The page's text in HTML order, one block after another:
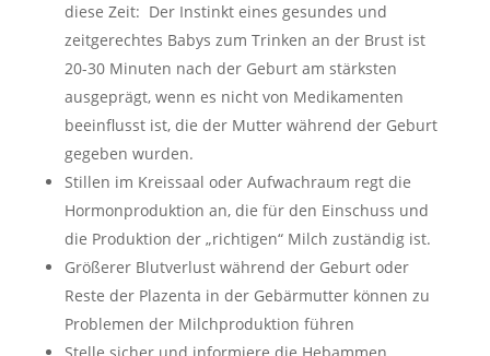
diese Zeit: Der Instinkt eines gesundes und
zeitgerechtes Babys zum Trinken an der Brust ist
20-30 Minuten nach der Geburt am stärksten
ausgeprägt, wenn es nicht von Medikamenten
beeinflusst ist, die der Mutter während der Geburt
gegeben wurden.
Stillen im Kreissaal oder Aufwachraum regt die
Hormonproduktion an, die für den Einschuss und
die Produktion der „richtigen“ Milch zuständig ist.
Größerer Blutverlust während der Geburt oder
Reste der Plazenta in der Gebärmutter können zu
Problemen der Milchproduktion führen